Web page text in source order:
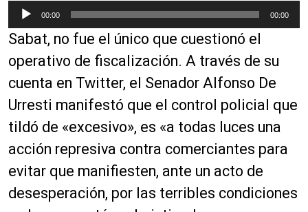
u
d
i
e
p
r
d
u
c
o
r
d
00:00 00:00
Sabat, no fue el único que cuestionó el
operativo de fiscalización. A través de su
cuenta en Twitter, el Senador Alfonso De
Urresti manifestó que el control policial que
tildó de «excesivo», es «a todas luces una
acción represiva contra comerciantes para
evitar que manifiesten, ante un acto de
desesperación, por las terribles condiciones